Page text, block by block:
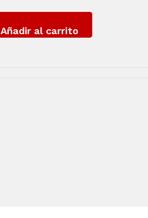
Añadir al carrito